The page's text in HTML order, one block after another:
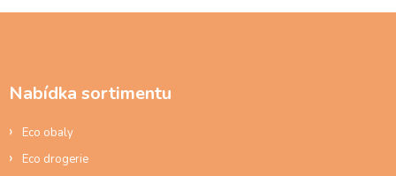
d
Nabídka sortimentu
Eco obaly
Eco drogerie